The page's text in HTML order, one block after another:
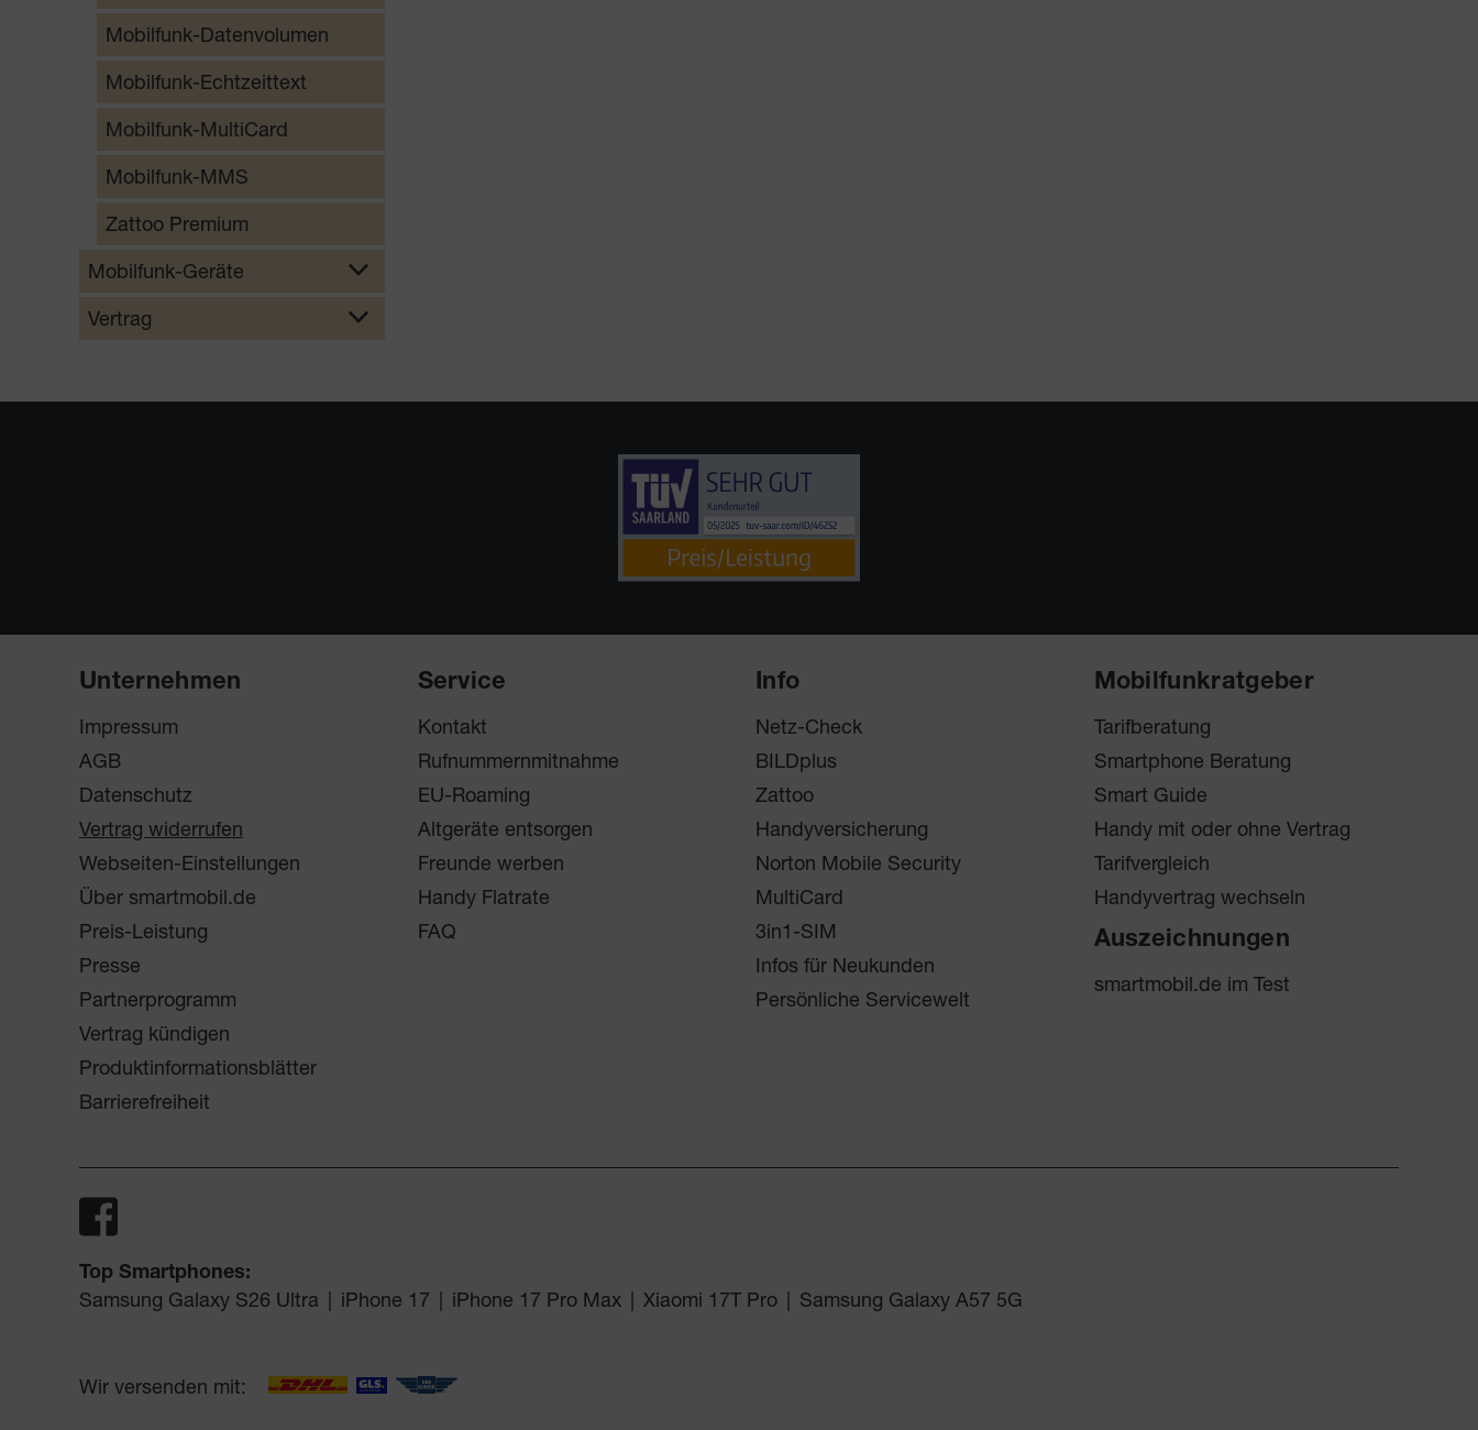
Mobilfunk-Datenvolumen
Mobilfunk-Echtzeittext
Mobilfunk-MultiCard
Mobilfunk-MMS
Zattoo Premium
Mobilfunk-Geräte
Vertrag
Unternehmen
Impressum
AGB
Datenschutz
Vertrag widerrufen
Webseiten-Einstellungen
Über smartmobil.de
Preis-Leistung
Presse
Partnerprogramm
Vertrag kündigen
Produktinformationsblätter
Barrierefreiheit
Service
Kontakt
Rufnummernmitnahme
EU-Roaming
Altgeräte entsorgen
Freunde werben
Handy Flatrate
FAQ
Info
Netz-Check
BILDplus
Zattoo
Handyversicherung
Norton Mobile Security
MultiCard
3in1-SIM
Infos für Neukunden
Persönliche Servicewelt
Mobilfunkratgeber
Tarifberatung
Smartphone Beratung
Smart Guide
Handy mit oder ohne Vertrag
Tarifvergleich
Handyvertrag wechseln
Auszeichnungen
smartmobil.de im Test
Top Smartphones:
Samsung Galaxy S26 Ultra | iPhone 17 | iPhone 17 Pro Max | Xiaomi 17T Pro | Samsung Galaxy A57 5G
Wir versenden mit: